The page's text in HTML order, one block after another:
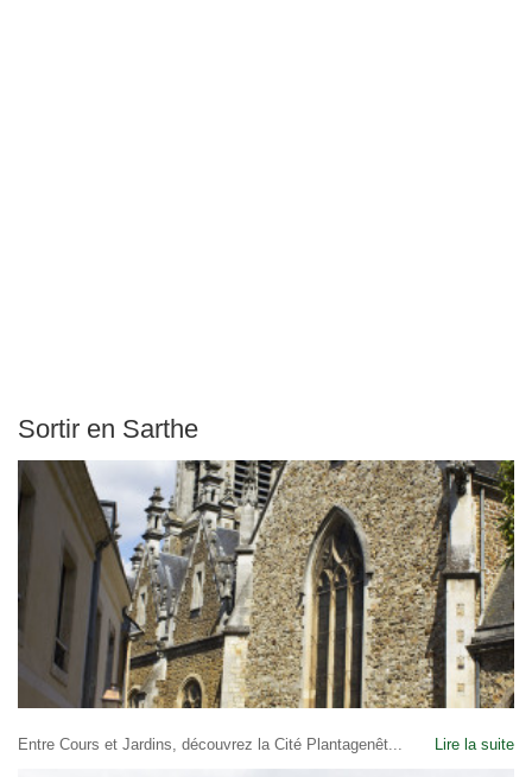
Sortir en Sarthe
Entre Cours et Jardins, découvrez la Cité Plantagenêt... Lire la suite